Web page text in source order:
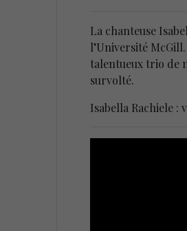
La chanteuse
l’Université
talentueux trio de
survolté.
Isabella Rachiele :